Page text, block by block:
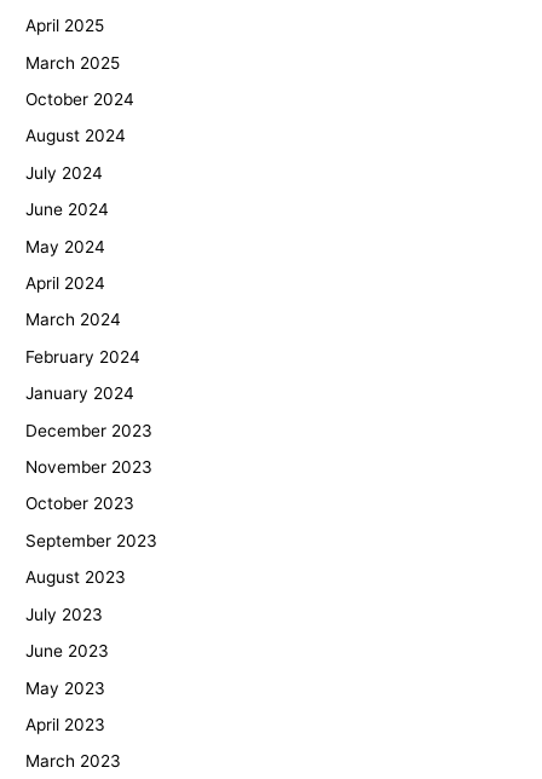
April 2025
March 2025
October 2024
August 2024
July 2024
June 2024
May 2024
April 2024
March 2024
February 2024
January 2024
December 2023
November 2023
October 2023
September 2023
August 2023
July 2023
June 2023
May 2023
April 2023
March 2023